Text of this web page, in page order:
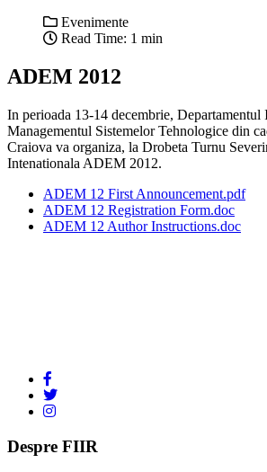
Evenimente
Read Time: 1 min
ADEM 2012
In perioada 13-14 decembrie, Departamentul
Managementul Sistemelor Tehnologice din
Craiova va organiza, la Drobeta Turnu
Intenationala ADEM 2012.
ADEM 12 First Announcement.pdf
ADEM 12 Registration Form.doc
ADEM 12 Author Instructions.doc
Despre FIIR